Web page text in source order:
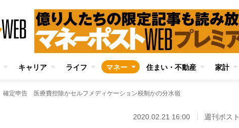
キャリア ライフ マネー 住まい・不動産 家計
確定申告 医療費控除かセルフメディケーション税制かの分水嶺
2020.02.21 16:00 週刊ポスト